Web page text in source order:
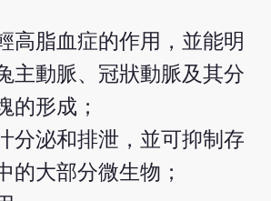
高脂血症的作用，並能明
主動脈、冠狀動脈及其分
的形成；
分泌和排泄，並可抑制存
的大部分微生物；